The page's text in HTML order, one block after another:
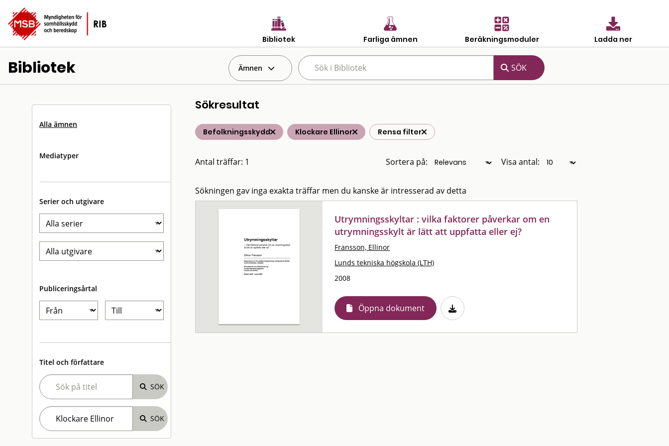
Bibliotek Farliga ämnen Beräkningsmoduler Ladda ner
Bibliotek Ämnen
Alla ämnen
Mediatyper
Serier och utgivare
Publiceringsårtal
Titel och författare
Sökresultat
Befolkningsskydd Klockare Ellinor Rensa filter
Antal träffar: 1 Sortera på: Visa antal:
Sökningen gav inga exakta träffar men du kanske är intresserad av detta
Utrymningsskyltar : vilka faktorer påverkar om en
utrymningsskylt är lätt att uppfatta eller ej?
Fransson, Ellinor
Lunds tekniska högskola (LTH)
2008
Öppna dokument